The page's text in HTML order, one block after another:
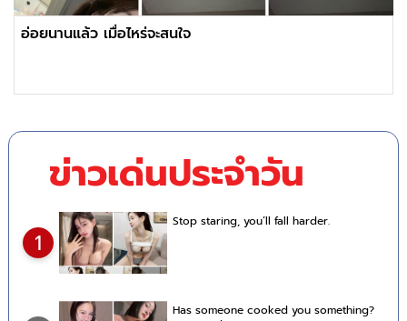
อ่อยนานแล้ว เมื่อไหร่จะสนใจ
ข่าวเด่นประจำวัน
1
Stop staring, you’ll fall harder.
Has someone cooked you something?